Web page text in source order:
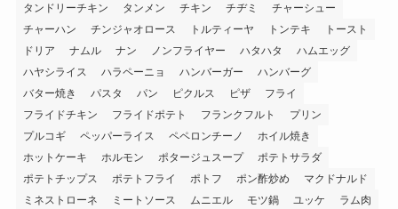
タンドリーチキン
タンメン チキン チヂミ
チャーシュー
チャーハン
チンジャオロース トルティーヤ トンテキ
トースト
ドリア
ナムル ナン ノンフライヤー ハタハタ
ハムエッグ
ハヤシライス
ハラペーニョ ハンバーガー
ハンバーグ
バター焼き
パスタ パン ピクルス ピザ
フライ
フライドチキン
フライドポテト フランクフルト
プリン
プルコギ
ペッパーライス ペペロンチーノ
ホイル焼き
ホットケーキ
ホルモン ポタージュスープ
ポテトサラダ
ポテトチップス
ポテトフライ ポトフ ポン酢炒め
マクドナルド
ミネストローネ
ミートソース ムニエル モツ鍋 ユッケ
ラム肉